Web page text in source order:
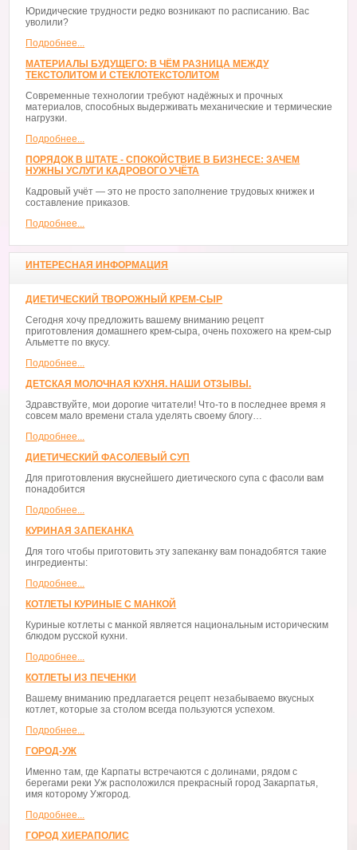
Юридические трудности редко возникают по расписанию. Вас
уволили?
Подробнее...
МАТЕРИАЛЫ БУДУЩЕГО: В ЧЁМ РАЗНИЦА МЕЖДУ
ТЕКСТОЛИТОМ И СТЕКЛОТЕКСТОЛИТОМ
Современные технологии требуют надёжных и прочных
материалов, способных выдерживать механические и термические
нагрузки.
Подробнее...
ПОРЯДОК В ШТАТЕ - СПОКОЙСТВИЕ В БИЗНЕСЕ: ЗАЧЕМ
НУЖНЫ УСЛУГИ КАДРОВОГО УЧЁТА
Кадровый учёт — это не просто заполнение трудовых книжек и
составление приказов.
Подробнее...
ИНТЕРЕСНАЯ ИНФОРМАЦИЯ
ДИЕТИЧЕСКИЙ ТВОРОЖНЫЙ КРЕМ-СЫР
Сегодня хочу предложить вашему вниманию рецепт
приготовления домашнего крем-сыра, очень похожего на крем-сыр
Альметте по вкусу.
Подробнее...
ДЕТСКАЯ МОЛОЧНАЯ КУХНЯ. НАШИ ОТЗЫВЫ.
Здравствуйте, мои дорогие читатели! Что-то в последнее время я
совсем мало времени стала уделять своему блогу…
Подробнее...
ДИЕТИЧЕСКИЙ ФАСОЛЕВЫЙ СУП
Для приготовления вкуснейшего диетического супа с фасоли вам
понадобится
Подробнее...
КУРИНАЯ ЗАПЕКАНКА
Для того чтобы приготовить эту запеканку вам понадобятся такие
ингредиенты:
Подробнее...
КОТЛЕТЫ КУРИНЫЕ С МАНКОЙ
Куриные котлеты с манкой является национальным историческим
блюдом русской кухни.
Подробнее...
КОТЛЕТЫ ИЗ ПЕЧЕНКИ
Вашему вниманию предлагается рецепт незабываемо вкусных
котлет, которые за столом всегда пользуются успехом.
Подробнее...
ГОРОД-УЖ
Именно там, где Карпаты встречаются с долинами, рядом с
берегами реки Уж расположился прекрасный город Закарпатья,
имя которому Ужгород.
Подробнее...
ГОРОД ХИЕРАПОЛИС